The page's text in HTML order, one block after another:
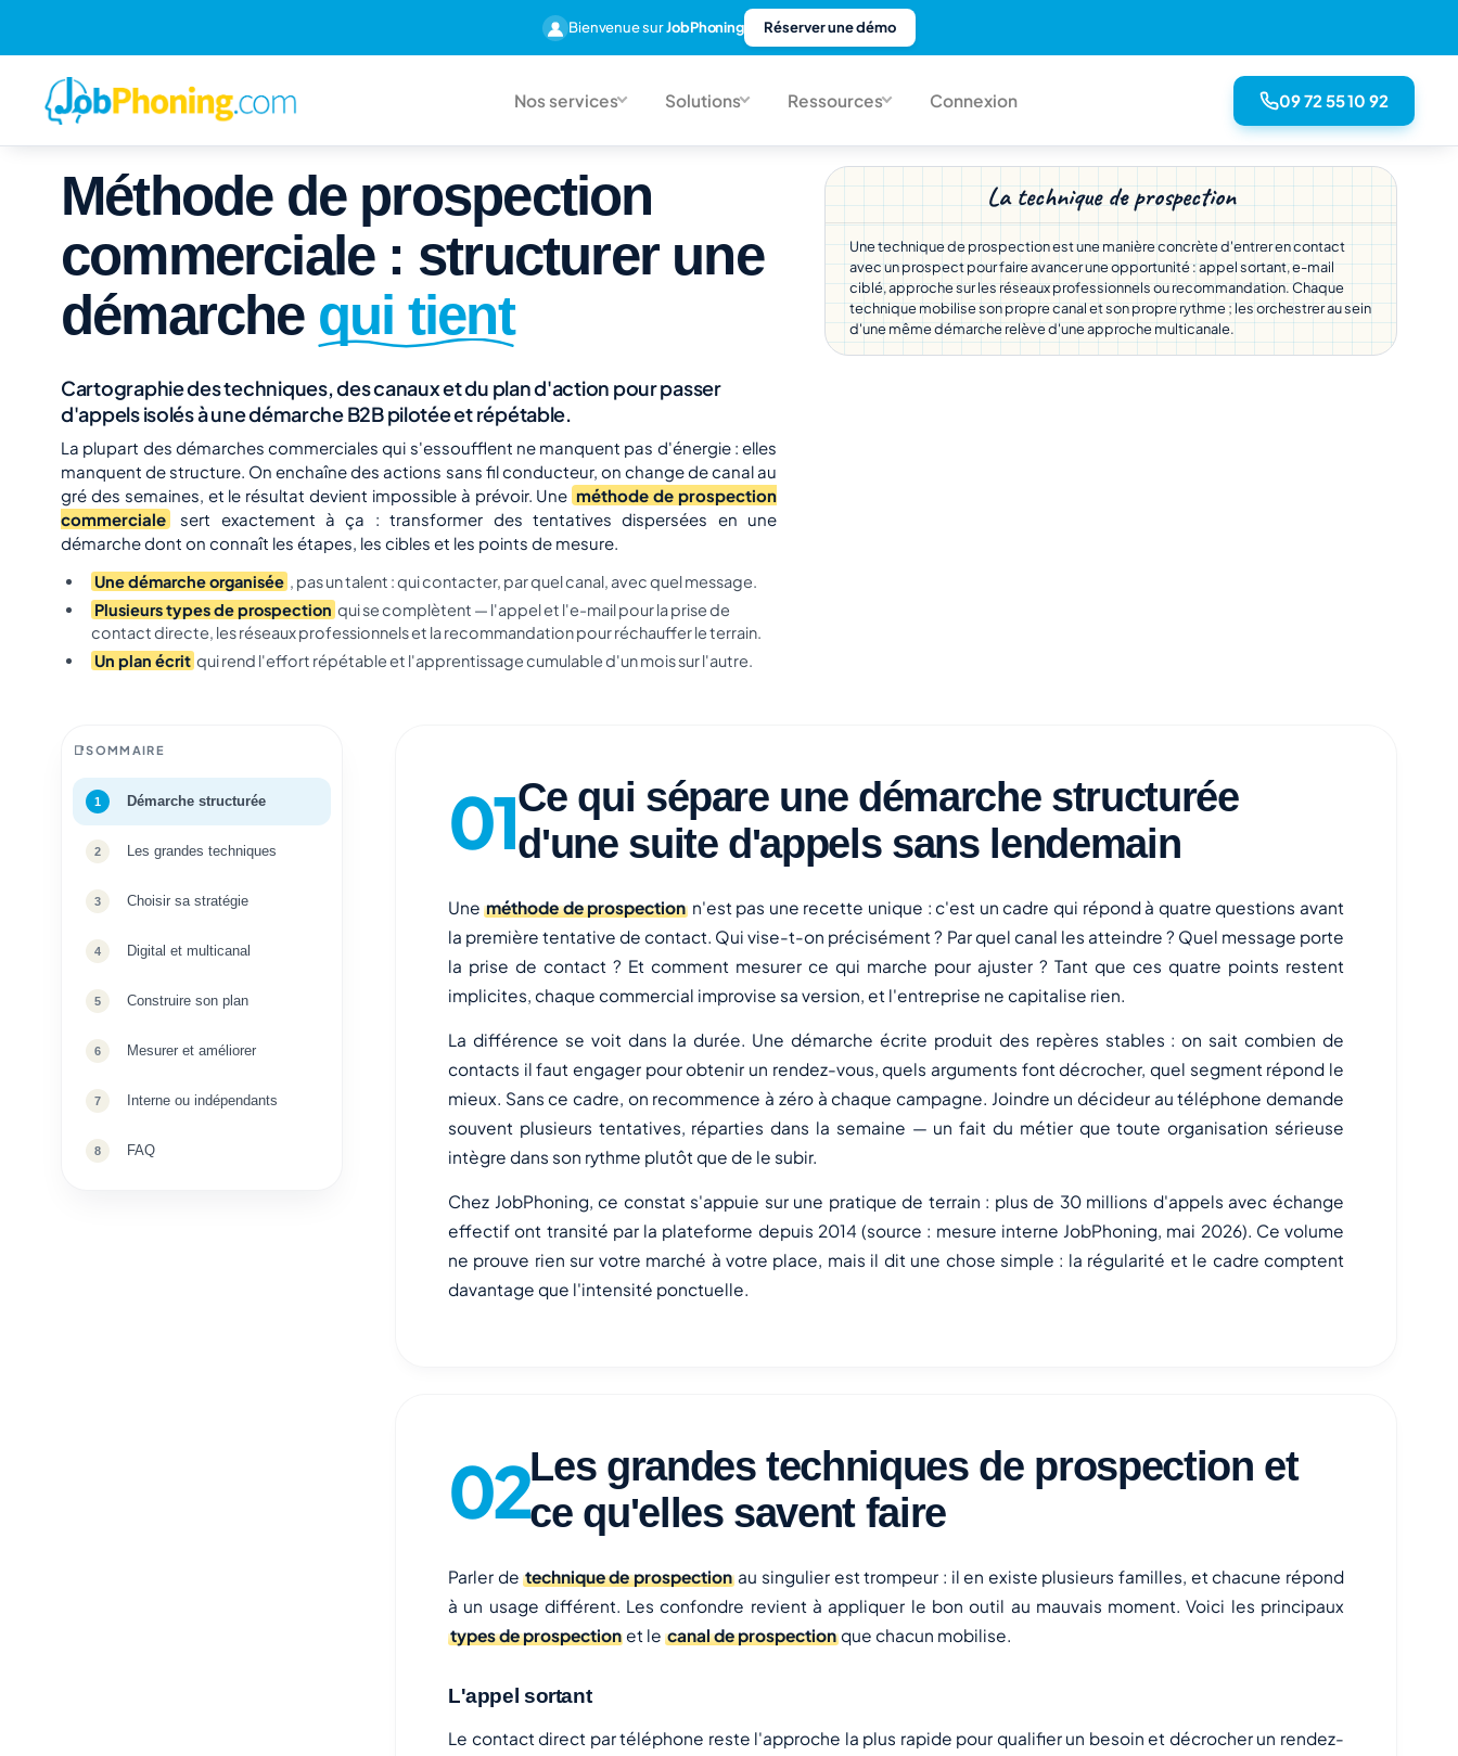
Bienvenue surJobPhoning Réserver une démo
Nos services Solutions Ressources Connexion 09 72 55 10 92
Méthode de prospection
commerciale : structurer une
démarche qui tient
Cartographie des techniques, des canaux et du plan d'action pour passer
d'appels isolés à une démarche B2B pilotée et répétable.
La plupart des démarches commerciales qui s'essoufflent ne manquent pas d'énergie : elles
manquent de structure. On enchaîne des actions sans fil conducteur, on change de canal au
gré des semaines, et le résultat devient impossible à prévoir. Une méthode de prospection
commerciale
sert exactement à ça : transformer des tentatives dispersées en une
démarche dont on connaît les étapes, les cibles et les points de mesure.
Une démarche organisée , pas un talent : qui contacter, par quel canal, avec quel message.
Plusieurs types de prospection qui se complètent — l'appel et l'e-mail pour la prise de
contact directe, les réseaux professionnels et la recommandation pour réchauffer le terrain.
Un plan écrit qui rend l'effort répétable et l'apprentissage cumulable d'un mois sur l'autre.
La technique de prospection
Une technique de prospection est une manière concrète d'entrer en contact
avec un prospect pour faire avancer une opportunité : appel sortant, e-mail
ciblé, approche sur les réseaux professionnels ou recommandation. Chaque
technique mobilise son propre canal et son propre rythme ; les orchestrer au sein
d'une même démarche relève d'une approche multicanale.
SOMMAIRE
Démarche structurée
Les grandes techniques
Choisir sa stratégie
Digital et multicanal
Construire son plan
Mesurer et améliorer
Interne ou indépendants
FAQ
Ce qui sépare une démarche structurée
d'une suite d'appels sans lendemain
Uneméthode de prospectionn'est pas une recette unique : c'est un cadre qui répond à quatre questions avant
la première tentative de contact. Qui vise-t-on précisément ? Par quel canal les atteindre ? Quel message porte
la prise de contact ? Et comment mesurer ce qui marche pour ajuster ? Tant que ces quatre points restent
implicites, chaque commercial improvise sa version, et l'entreprise ne capitalise rien.
La différence se voit dans la durée. Une démarche écrite produit des repères stables : on sait combien de
contacts il faut engager pour obtenir un rendez-vous, quels arguments font décrocher, quel segment répond le
mieux. Sans ce cadre, on recommence à zéro à chaque campagne. Joindre un décideur au téléphone demande
souvent plusieurs tentatives, réparties dans la semaine — un fait du métier que toute organisation sérieuse
intègre dans son rythme plutôt que de le subir.
Chez JobPhoning, ce constat s'appuie sur une pratique de terrain : plus de 30 millions d'appels avec échange
effectif ont transité par la plateforme depuis 2014 (source : mesure interne JobPhoning, mai 2026). Ce volume
ne prouve rien sur votre marché à votre place, mais il dit une chose simple : la régularité et le cadre comptent
davantage que l'intensité ponctuelle.
Les grandes techniques de prospection et
ce qu'elles savent faire
Parler detechnique de prospectionau singulier est trompeur : il en existe plusieurs familles, et chacune répond
à un usage différent. Les confondre revient à appliquer le bon outil au mauvais moment. Voici les principaux
types de prospection et lecanal de prospectionque chacun mobilise.
L'appel sortant
Le contact direct par téléphone reste l'approche la plus rapide pour qualifier un besoin et décrocher un rendez-